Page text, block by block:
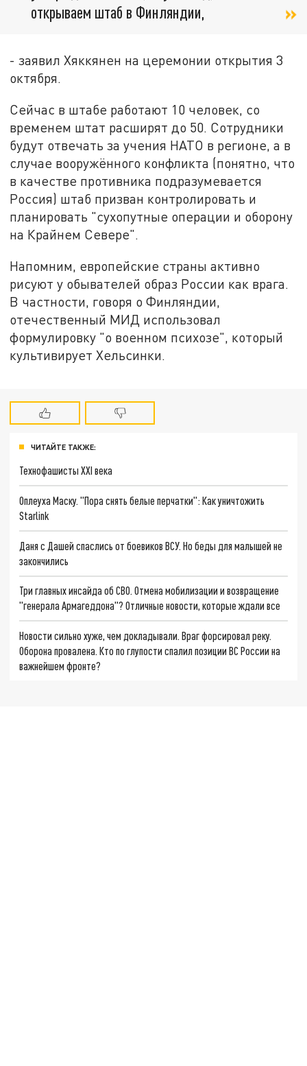
открываем штаб в Финляндии,
- заявил Хяккянен на церемонии открытия 3
октября.
Сейчас в штабе работают 10 человек, со
временем штат расширят до 50. Сотрудники
будут отвечать за учения НАТО в регионе, а в
случае вооружённого конфликта (понятно, что
в качестве противника подразумевается
Россия) штаб призван контролировать и
планировать "сухопутные операции и оборону
на Крайнем Севере".
Напомним, европейские страны активно
рисуют у обывателей образ России как врага.
В частности, говоря о Финляндии,
отечественный МИД использовал
формулировку "о военном психозе", который
культивирует Хельсинки.
ЧИТАЙТЕ ТАКЖЕ:
Технофашисты XXI века
Оплеуха Маску. "Пора снять белые перчатки": Как уничтожить
Starlink
Даня с Дашей спаслись от боевиков ВСУ. Но беды для малышей не
закончились
Три главных инсайда об СВО. Отмена мобилизации и возвращение
"генерала Армагеддона"? Отличные новости, которые ждали все
Новости сильно хуже, чем докладывали. Враг форсировал реку.
Оборона провалена. Кто по глупости спалил позиции ВС России на
важнейшем фронте?